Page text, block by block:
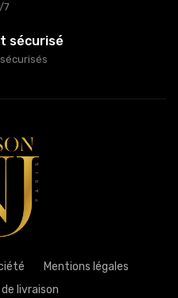
7
sécurisé
Mentions légales
livraison